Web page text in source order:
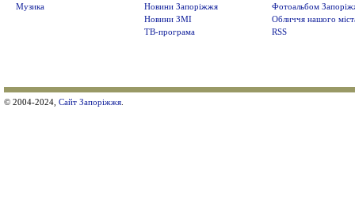
Музика
Новини Запоріжжя
Новини ЗМІ
ТВ-програма
Фотоальбом
Обличчя нашого
RSS
© 2004-2024, Сайт Запоріжжя